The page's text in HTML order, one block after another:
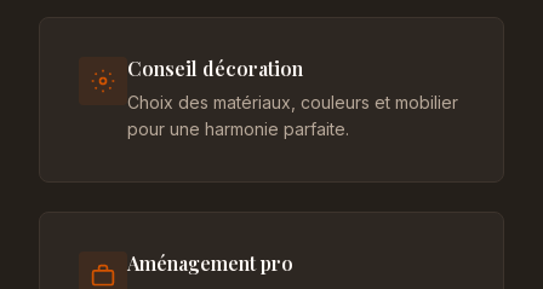
Conseil décoration
Choix des matériaux, couleurs et mobilier
pour une harmonie parfaite.
Aménagement pro